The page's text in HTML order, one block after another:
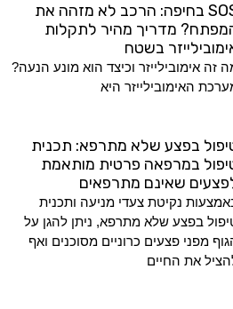
SOS בחיפה: הרכב לא מזהה את
מדריך מהיר לתקלות
בשטח
זה אימובילייזר וכיצד הוא מונע הנעה?
האימובילייזר היא
בפצע שלא מתרפא: תכנית
במרפאה פרטית מותאמת
שאינם מתרפאים
נקיטת צעדי מניעה ותכנית
בפצע שלא מתרפא, ניתן להגן על
מפני פצעים כרוניים מסוכנים ואף
את החיים